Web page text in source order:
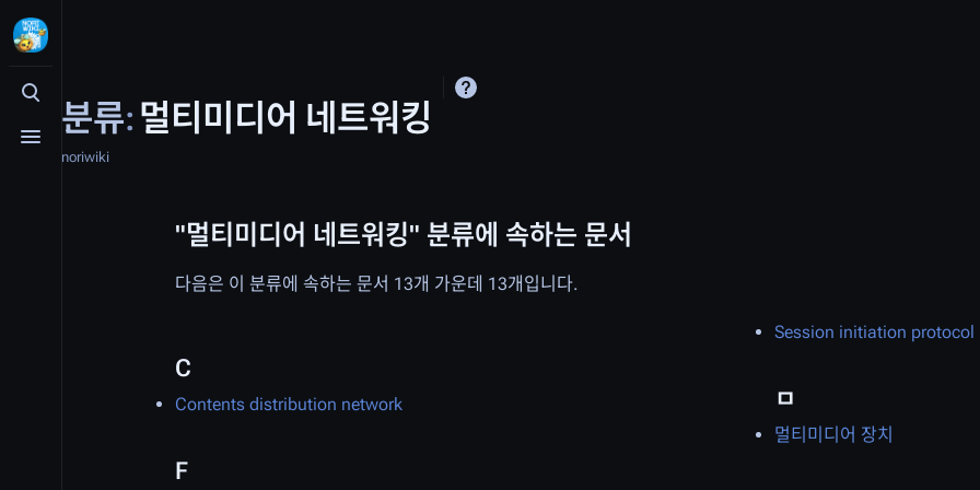
검색 여닫기
메뉴 여닫기
분류: 멀티미디어 네트워킹
noriwiki
"멀티미디어 네트워킹" 분류에 속하는 문서
다음은 이 분류에 속하는 문서 13개 가운데 13개입니다.
C
Contents distribution network
F
Session initiation protocol
ㅁ
멀티미디어 장치